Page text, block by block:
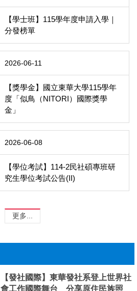
【學士班】115學年度申請入學｜
分發榜單
2026-06-11
【獎學金】國立東華大學115學年
度「似鳥（NITORI）國際獎學
金」
2026-06-08
【學位考試】114-2民社碩專班研
究生學位考試公告(II)
更多...
【發社國際】東華發社系登上世界社
會工作國際舞台 分享原住民族照